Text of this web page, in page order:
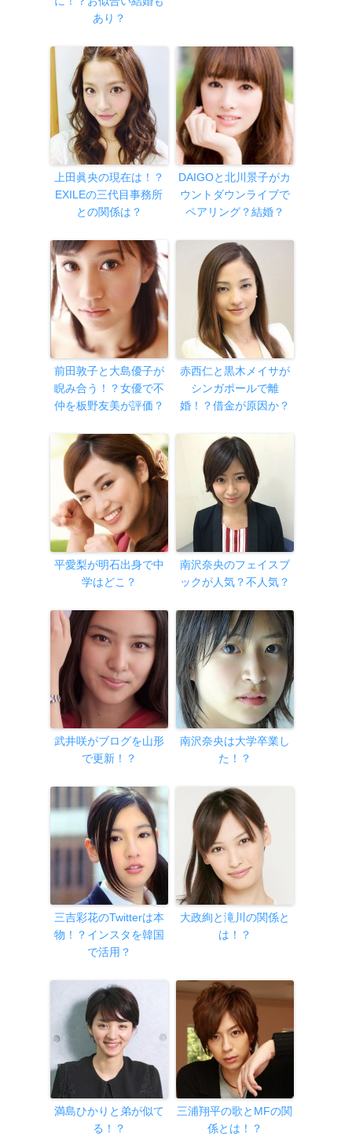
あり？
上田眞央の現在は！？
EXILEの三代目事務所
との関係は？
DAIGOと北川景子がカ
ウントダウンライブで
ペアリング？結婚？
前田敦子と大島優子が
睨み合う！？女優で不
仲を板野友美が評価？
赤西仁と黒木メイサが
シンガポールで離
婚！？借金が原因か？
平愛梨が明石出身で中
学はどこ？
南沢奈央のフェイスブ
ックが人気？不人気？
武井咲がブログを山形
で更新！？
南沢奈央は大学卒業し
た！？
三吉彩花のTwitterは本
物！？インスタを韓国
で活用？
大政絢と滝川の関係と
は！？
満島ひかりと弟が似て
る！？
三浦翔平の歌とMFの関
係とは！？